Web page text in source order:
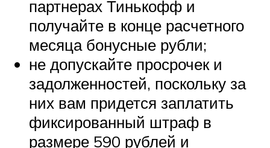
партнерах Тинькофф и
получайте в конце расчетного
месяца бонусные рубли;
не допускайте просрочек и
задолженностей, поскольку за
них вам придется заплатить
фиксированный штраф в
размере 590 рублей и